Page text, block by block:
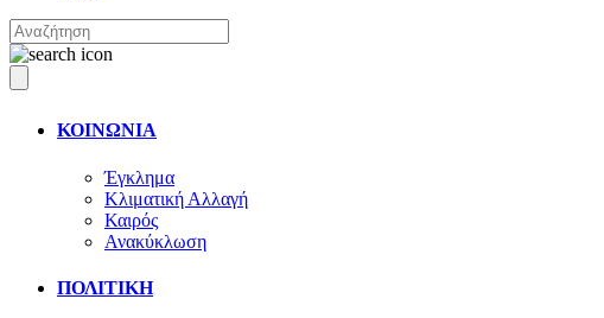
ΚΟΙΝΩΝΙΑ
Έγκλημα
Κλιματική Αλλαγή
Καιρός
Ανακύκλωση
ΠΟΛΙΤΙΚΗ